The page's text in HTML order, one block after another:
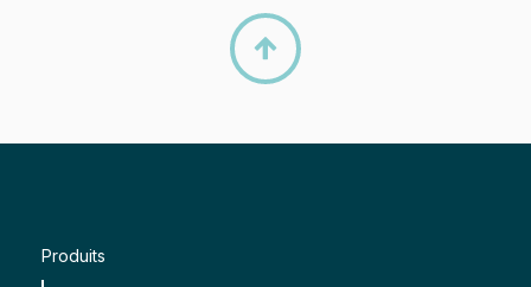

Produits